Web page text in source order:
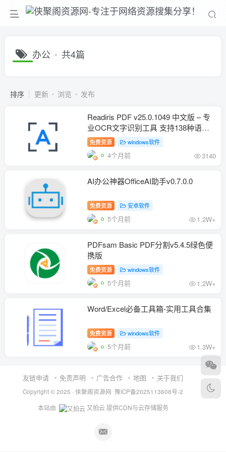
办公 共4篇
排序 更新 浏览 发布
Readiris PDF v25.0.1049 中文版 – 专
业OCR文字识别工具 支持138种语言
扫描转Word
免费资源 windows软件
4个月前 3140
AI办公神器OfficeAI助手v0.7.0.0
免费资源 安卓软件
5个月前 1.2W+
PDFsam Basic PDF分割v5.4.5绿色便
携版
免费资源 windows软件
5个月前 1.2W+
Word/Excel必备工具箱-实用工具合集
免费资源 windows软件
5个月前 1.3W+
友链申请 免责声明 广告合作 地图 关于我们
Copyright © 2025 · 侠聚阁资源网 豫ICP备2025113608号-2
本站由 又拍云提供CDN与云存储服务